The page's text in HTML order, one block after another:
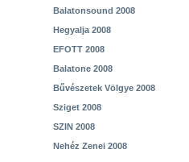
Balatonsound 2008
Hegyalja 2008
EFOTT 2008
Balatone 2008
Bűvészetek Völgye 2008
Sziget 2008
SZIN 2008
Nehéz Zenei 2008